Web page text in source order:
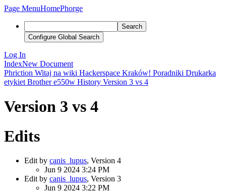
Page MenuHomePhorge
Search
Configure Global Search
Log In
IndexNew Document
Phriction Witaj na wiki Hackerspace Kraków! Poradniki Drukarka
etykiet Brother e550w History Version 3 vs 4
Version 3 vs 4
Edits
Edit by canis_lupus, Version 4
Jun 9 2024 3:24 PM
Edit by canis_lupus, Version 3
Jun 9 2024 3:22 PM